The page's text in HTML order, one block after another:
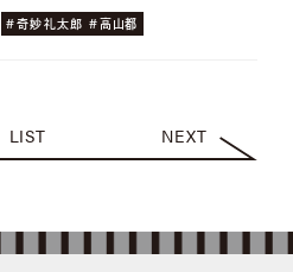
#奇妙礼太郎 #高山都
LIST NEXT